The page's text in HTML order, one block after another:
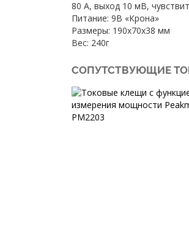
80 А, выход 10 мВ,
Питание: 9В «Крона»
Размеры: 190х70х38 мм
Вес: 240г
СОПУТСТВУЮЩИЕ